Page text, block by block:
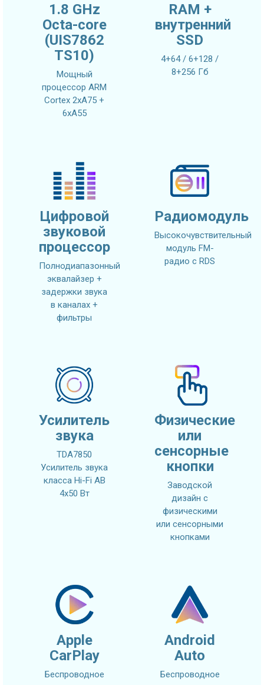
1.8 GHz
Octa-core
(UIS7862
TS10)
Мощный
процессор ARM
Cortex 2xA75 +
6xA55
RAM +
внутренний
SSD
4+64 / 6+128 /
8+256 Гб
Цифровой
звуковой
процессор
Полнодиапазонный
эквалайзер +
задержки звука
в каналах +
фильтры
Радиомодуль
Высокочувствительный
модуль FM-
радио с RDS
Усилитель
звука
TDA7850
Усилитель звука
класса Hi-Fi AB
4x50 Вт
Физические
или
сенсорные
кнопки
Заводской
дизайн с
физическими
или сенсорными
кнопками
Apple
CarPlay
Беспроводное
Android
Auto
Беспроводное